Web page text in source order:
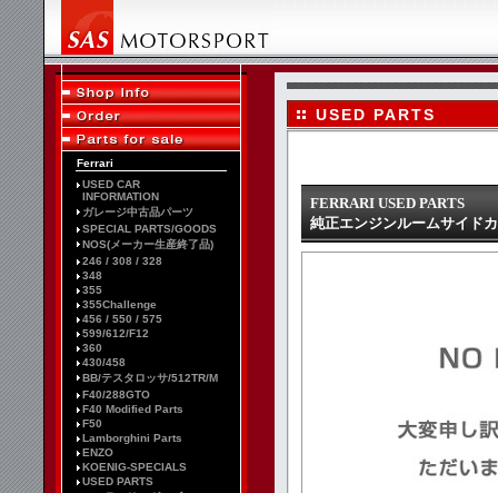
Ferrari
USED CAR
INFORMATION
ガレージ中古品パーツ
SPECIAL PARTS/GOODS
NOS(メーカー生産終了品)
246 / 308 / 328
348
355
355Challenge
456 / 550 / 575
599/612/F12
360
430/458
BB/テスタロッサ/512TR/M
F40/288GTO
F40 Modified Parts
F50
Lamborghini Parts
ENZO
KOENIG-SPECIALS
USED PARTS
USED PARTS
FERRARI USED PARTS
純正エンジンルームサイド